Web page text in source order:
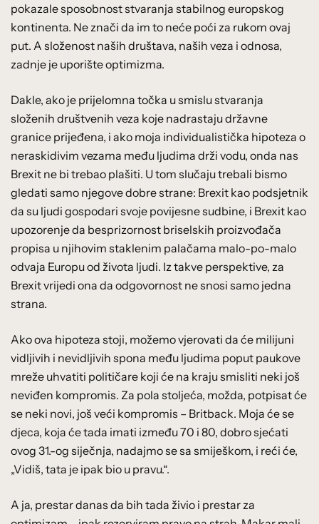
pokazale sposobnost stvaranja stabilnog europskog
kontinenta. Ne znači da im to neće poći za rukom ovaj
put. A složenost naših društava, naših veza i odnosa,
zadnje je uporište optimizma.
Dakle, ako je prijelomna točka u smislu stvaranja
složenih društvenih veza koje nadrastaju državne
granice prijeđena, i ako moja individualistička hipoteza o
neraskidivim vezama među ljudima drži vodu, onda nas
Brexit ne bi trebao plašiti. U tom slučaju trebali bismo
gledati samo njegove dobre strane: Brexit kao podsjetnik
da su ljudi gospodari svoje povijesne sudbine, i Brexit kao
upozorenje da besprizornost briselskih proizvođača
propisa u njihovim staklenim palačama malo-po-malo
odvaja Europu od života ljudi. Iz takve perspektive, za
Brexit vrijedi ona da odgovornost ne snosi samo jedna
strana.
Ako ova hipoteza stoji, možemo vjerovati da će milijuni
vidljivih i nevidljivih spona među ljudima poput paukove
mreže uhvatiti političare koji će na kraju smisliti neki još
neviđen kompromis. Za pola stoljeća, možda, potpisat će
se neki novi, još veći kompromis – Britback. Moja će se
djeca, koja će tada imati između 70 i 80, dobro sjećati
ovog 31.-og siječnja, nadajmo se sa smiješkom, i reći će,
„Vidiš, tata je ipak bio u pravu.“.
A ja, prestar danas da bih tada živio i prestar za